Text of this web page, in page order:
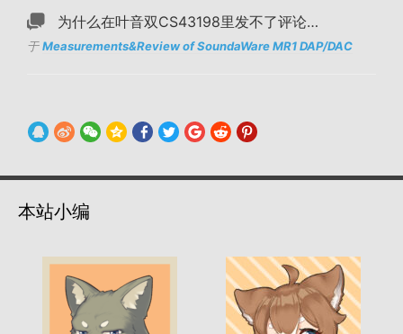
为什么在叶音双CS43198里发不了评论…
于Measurements&Review of SoundaWare MR1 DAP/DAC
本站小编